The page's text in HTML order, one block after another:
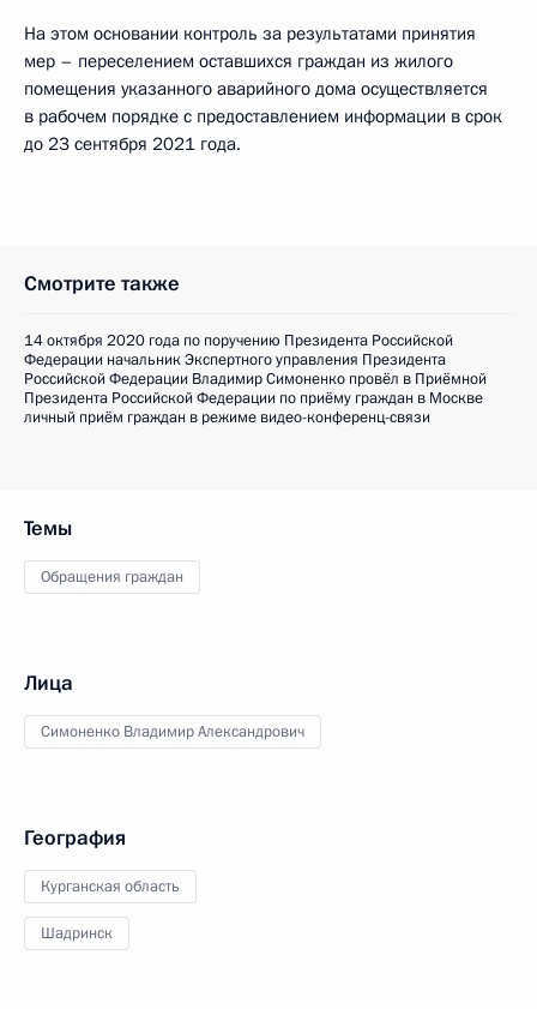
На этом основании контроль за результатами принятия
мер – переселением оставшихся граждан из жилого
помещения указанного аварийного дома осуществляется
в рабочем порядке с предоставлением информации в срок
до 23 сентября 2021 года.
Смотрите также
14 октября 2020 года по поручению Президента Российской
Федерации начальник Экспертного управления Президента
Российской Федерации Владимир Симоненко провёл в Приёмной
Президента Российской Федерации по приёму граждан в Москве
личный приём граждан в режиме видео-конференц-связи
Темы
Обращения граждан
Лица
Симоненко Владимир Александрович
География
Курганская область
Шадринск